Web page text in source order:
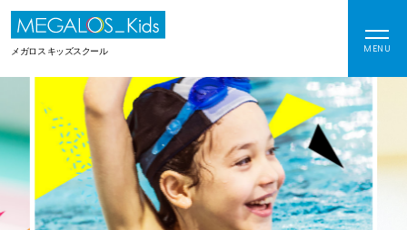
メガロス キッズスクール MENU